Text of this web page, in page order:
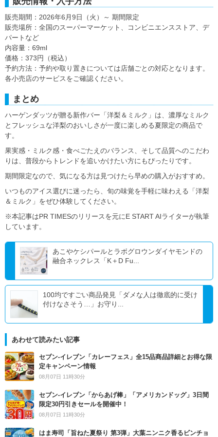
販売期間：2026年6月9日（火）～ 期間限定
販売場所：全国のスーパーマーケット、コンビニエンスストア、デ
パートなど
内容量：69ml
価格：373円（税込）
予約方法：予約や取り置きについては店舗ごとの対応となります。
各小売店のサービスをご確認ください。
まとめ
ハーゲンダッツが贈る新作バー「洋梨＆ミルク」は、濃厚なミルク
とフレッシュな洋梨のおいしさが一度に楽しめる夏限定の商品で
す。
果実感・ミルク感・食べごたえのバランス、そして品質へのこだわ
りは、普段からトレンドを追いかけたい方にもぴったりです。
期間限定なので、気になる方は見つけたら早めの購入がおすすめ。
いつものアイス選びに迷ったら、旬の味覚を手軽に味わえる「洋梨
＆ミルク」をぜひ体験してください。
※本記事はPR TIMESのリリースを元にE START AIライターが執筆
しています。
あこやケシパールとラボグロウンダイヤモンドの
融合ネックレス「K＋D Fu...
100均ですごい商品発見「ダメな人は徹底的に受け
付けなさそう…」お守り...
あわせて読みたい記事
セブン‐イレブン「カレーフェス」全15品商品詳細とお得な限
定キャンペーン情報
08月07日 11時30分
セブン‐イレブン「からあげ棒」「アメリカンドッグ」3日間
限定30円引きセールを開催中！
08月07日 11時30分
はま寿司「旨ねた夏祭り 第3弾」大葉ニンニク香るビンチョ